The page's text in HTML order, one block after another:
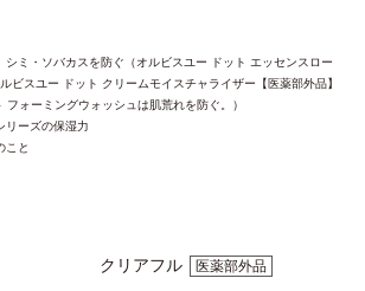
ミ・ソバカスを防ぐ（オルビスユー ドット エッセンスロー
ビスユー ドット クリームモイスチャライザー【医薬部外品】
ォーミングウォッシュは肌荒れを防ぐ。）
ーズの保湿力
こと
クリアフル
医薬部外品